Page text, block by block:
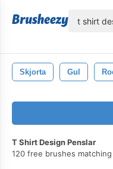
Skjorta Gul
T Shirt Design Penslar
120 free brushes matching